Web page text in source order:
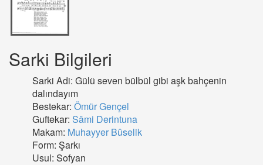
Sarki Bilgileri
Sarki Adi: Gülü seven bülbül gibi aşk bahçenin
dalındayım
Bestekar: Ömür Gençel
Guftekar: Sâmi Derintuna
Makam: Muhayyer Bûselik
Form: Şarkı
Usul: Sofyan